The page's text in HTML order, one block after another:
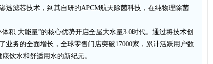
透滤芯技术，到其自研的APCM航天除菌科技，在纯物理除菌
积 大能量”的核心优势开启全屋大水量3.0时代。通过将技术创
业务的全面增长，全球零售门店突破17000家，累计活跃用户数
饮水和舒适用水的新纪元。